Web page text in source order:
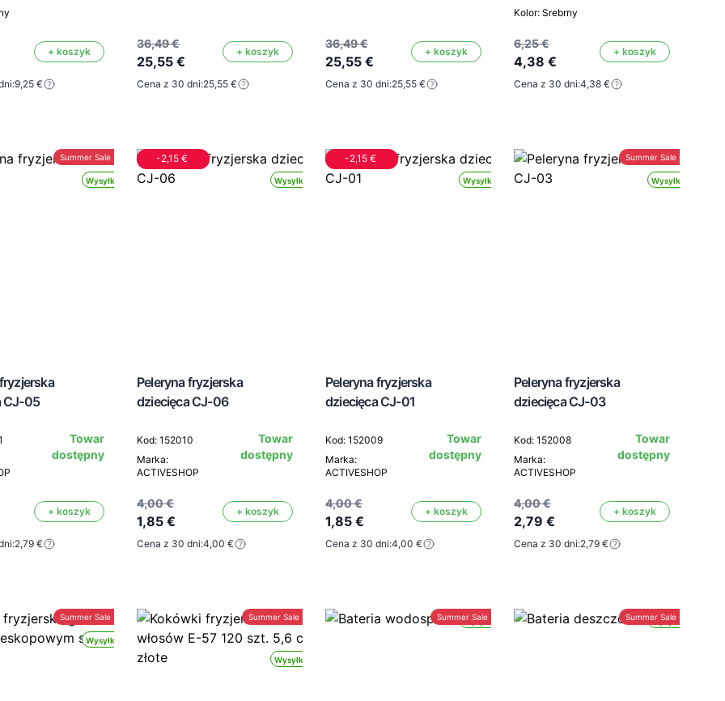
+ koszyk
9,25 €
36,49 €
25,55 €
+ koszyk
Cena z 30 dni:25,55 €
36,49 €
25,55 €
+ koszyk
Cena z 30 dni:25,55 €
Kolor: Srebrny
6,25 €
4,38 €
+ koszyk
Cena z 30 dni:4,38 €
Wysyłka 24h
Summer Sale -30%
CJ-05
Towar
dostępny
+ koszyk
2,79 €
Wysyłka 24h
-2,15 €
Peleryna fryzjerska
dziecięca CJ-06
Kod: 152010
Marka:
ACTIVESHOP
Towar
dostępny
4,00 €
1,85 €
+ koszyk
Cena z 30 dni:4,00 €
Wysyłka 24h
-2,15 €
Peleryna fryzjerska
dziecięca CJ-01
Kod: 152009
Marka:
ACTIVESHOP
Towar
dostępny
4,00 €
1,85 €
+ koszyk
Cena z 30 dni:4,00 €
Wysyłka 24h
Summer Sale -30%
Peleryna fryzjerska
dziecięca CJ-03
Kod: 152008
Marka:
ACTIVESHOP
Towar
dostępny
4,00 €
2,79 €
+ koszyk
Cena z 30 dni:2,79 €
Wysyłka 24h
Summer Sale -30%
Wysyłka 24h
Summer Sale -30% Wysyłka 24h
Summer Sale -30% Wysyłka 24h
Summer Sale -30%